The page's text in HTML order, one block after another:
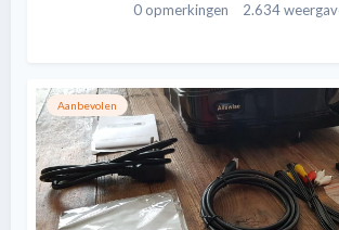
0 opmerkingen
2.634
Aanbevolen